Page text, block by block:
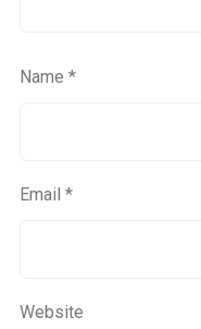
Name *
Email *
Website